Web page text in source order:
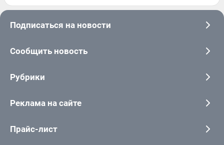
Подписаться на новости
Сообщить новость
Рубрики
Реклама на сайте
Прайс-лист